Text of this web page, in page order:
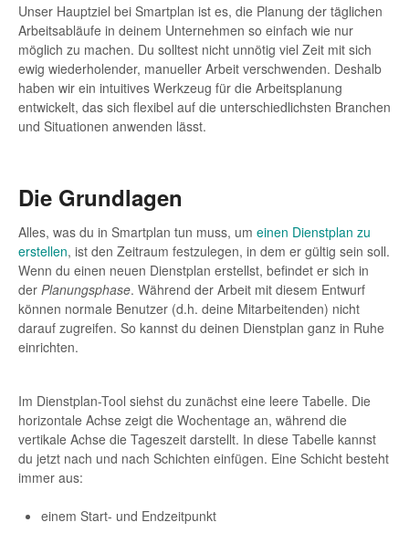
Unser Hauptziel bei Smartplan ist es, die Planung der täglichen
Arbeitsabläufe in deinem Unternehmen so einfach wie nur
möglich zu machen. Du solltest nicht unnötig viel Zeit mit sich
ewig wiederholender, manueller Arbeit verschwenden. Deshalb
haben wir ein intuitives Werkzeug für die Arbeitsplanung
entwickelt, das sich flexibel auf die unterschiedlichsten Branchen
und Situationen anwenden lässt.
Die Grundlagen
Alles, was du in Smartplan tun muss, um einen Dienstplan zu
erstellen, ist den Zeitraum festzulegen, in dem er gültig sein soll.
Wenn du einen neuen Dienstplan erstellst, befindet er sich in
der Planungsphase. Während der Arbeit mit diesem Entwurf
können normale Benutzer (d.h. deine Mitarbeitenden) nicht
darauf zugreifen. So kannst du deinen Dienstplan ganz in Ruhe
einrichten.
Im Dienstplan-Tool siehst du zunächst eine leere Tabelle. Die
horizontale Achse zeigt die Wochentage an, während die
vertikale Achse die Tageszeit darstellt. In diese Tabelle kannst
du jetzt nach und nach Schichten einfügen. Eine Schicht besteht
immer aus:
einem Start- und Endzeitpunkt